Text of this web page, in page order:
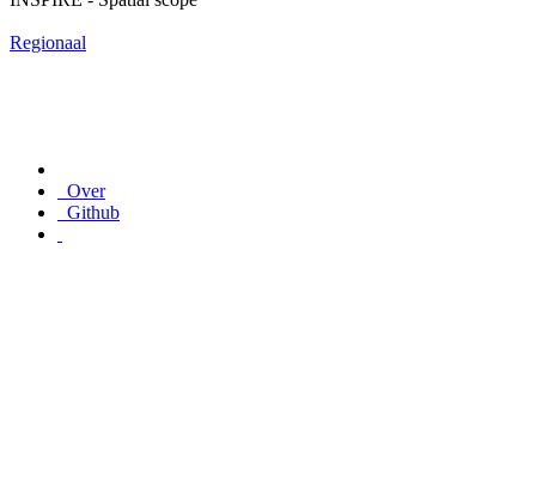
Regionaal
Over
Github